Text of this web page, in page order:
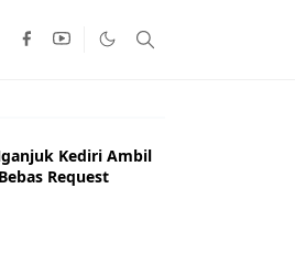
Kediri Ambil
Request